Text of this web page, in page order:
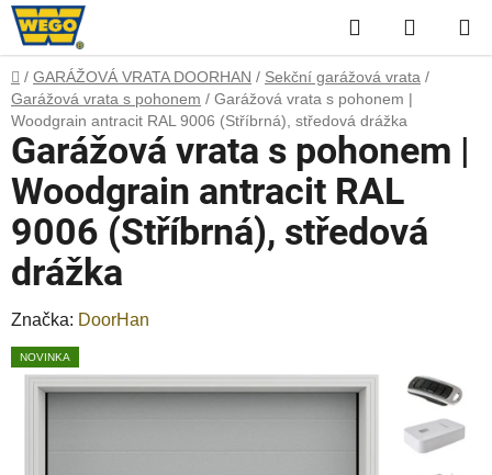
Přejít
na
obsah
Hledat
KOŠÍK
Domů
/ GARÁŽOVÁ VRATA DOORHAN / Sekční garážová vrata /
Garážová vrata s pohonem / Garážová vrata s pohonem |
Woodgrain antracit RAL 9006 (Stříbrná), středová drážka
Garážová vrata s pohonem |
Woodgrain antracit RAL
9006 (Stříbrná), středová
drážka
Značka: DoorHan
NOVINKA